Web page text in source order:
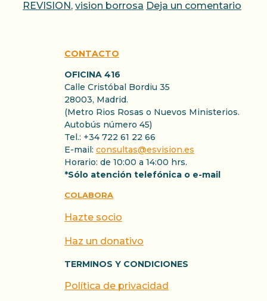
REVISION , vision borrosa Deja un comentario
CONTACTO
OFICINA 416
Calle Cristóbal Bordiu 35
28003, Madrid.
(Metro Rios Rosas o Nuevos Ministerios.
Autobús número 45)
Tel.: +34 722 61 22 66
E-mail: consultas@esvision.es
Horario: de 10:00 a 14:00 hrs.
*Sólo atención telefónica o e-mail
COLABORA
Hazte socio
Haz un donativo
TERMINOS Y CONDICIONES
Política de privacidad